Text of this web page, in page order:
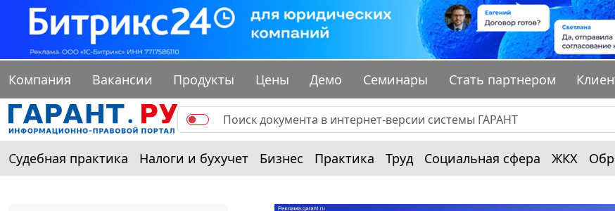
Компания Вакансии Продукты Цены Демо Семинары Стать партнером
Судебная практика Налоги и бухучет Бизнес Практика Труд Социальная сфера ЖКХ